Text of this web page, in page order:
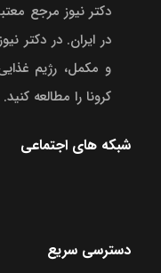
دکتر نیوز مرجع
در ایران. در دکتر
و مکمل، رژیم
کرونا را مطالعه کنید.
شبکه های اجتماعی
دسترسی سریع